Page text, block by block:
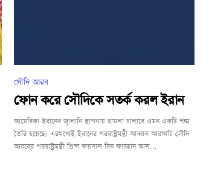
সৌদি আরব
ফোন করে সৌদিকে সতর্ক করল ইরান
আমেরিকা ইরানের জ্বালানি স্থাপনায় হামলা চালাবে এমন একটি শঙ্কা
তৈরি হয়েছে। এরমধ্যেই ইরানের পররাষ্ট্রমন্ত্রী আব্বাস আরাঘচি সৌদি
আরবের পররাষ্ট্রমন্ত্রী প্রিন্স ফয়সাল বিন ফারহান আল...